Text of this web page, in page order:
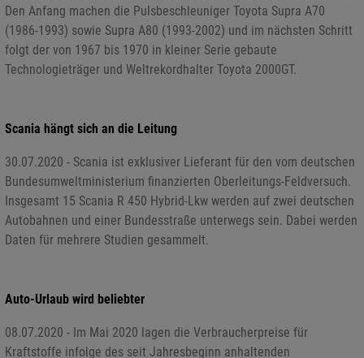
Den Anfang machen die Pulsbeschleuniger Toyota Supra A70
(1986-1993) sowie Supra A80 (1993-2002) und im nächsten Schritt
folgt der von 1967 bis 1970 in kleiner Serie gebaute
Technologieträger und Weltrekordhalter Toyota 2000GT.
Scania hängt sich an die Leitung
30.07.2020 - Scania ist exklusiver Lieferant für den vom deutschen
Bundesumweltministerium finanzierten Oberleitungs-Feldversuch.
Insgesamt 15 Scania R 450 Hybrid-Lkw werden auf zwei deutschen
Autobahnen und einer Bundesstraße unterwegs sein. Dabei werden
Daten für mehrere Studien gesammelt.
Auto-Urlaub wird beliebter
08.07.2020 - Im Mai 2020 lagen die Verbraucherpreise für
Kraftstoffe infolge des seit Jahresbeginn anhaltenden